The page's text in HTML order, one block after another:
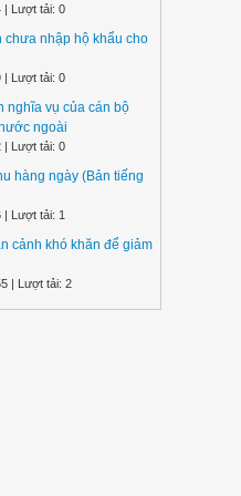
| Lượt tải: 0
chưa nhập hộ khẩu cho
| Lượt tải: 0
nghĩa vụ của cán bộ
ngoài
| Lượt tải: 0
hàng ngày (Bản tiếng
| Lượt tải: 1
cảnh khó khăn để giảm
| Lượt tải: 2